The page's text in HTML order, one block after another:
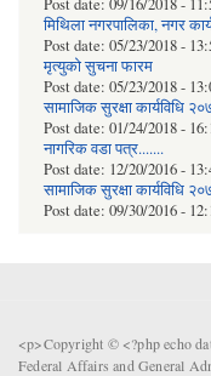
मिथिला नगरपालिका, नगर
Post date: 05/23/2018 -
मृत्युको सुचना फारम
Post date: 05/23/2018 -
सामाजिक सुरक्षा कार्यविधि
Post date: 01/24/2018 -
नागरिक वडा पत्र.......
Post date: 12/20/2016 -
सामाजिक सुरक्षा कार्यविधि
Post date: 09/30/2016 -
<p>Copyright © <?php echo
Federal Affairs and General